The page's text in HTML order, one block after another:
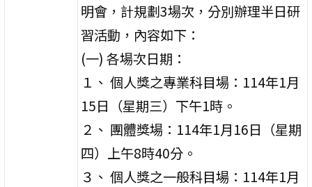
明會，計規劃3場次，分別辦理半日研
習活動，內容如下：
(一) 各場次日期：
１、 個人獎之專業科目場：114年1月
15日（星期三）下午1時。
２、 團體獎場：114年1月16日（星期
四）上午8時40分。
３、 個人獎之一般科目場：114年1月